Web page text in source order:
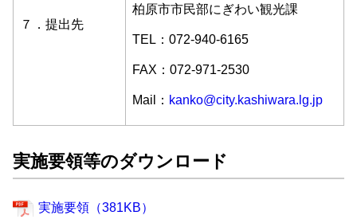
７．提出先
柏原市市民部にぎわい観光課
TEL：072-940-6165
FAX：072-971-2530
Mail： kanko@city.kashiwara.lg.jp
実施要領等のダウンロード
実施要領（381KB）